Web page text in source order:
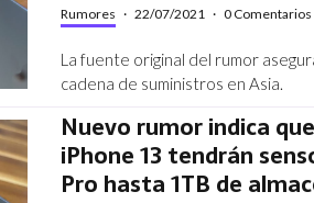
Rumores · 22/07/2021 · 0 Comentarios
La fuente original del rumor
cadena de suministros en Asia.
Nuevo rumor indica
iPhone 13 tendrán
Pro hasta 1TB de